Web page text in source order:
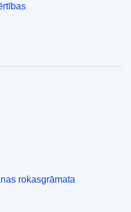
rokasgrāmata